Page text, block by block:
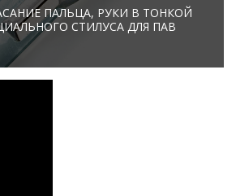
ПАЛЬЦА, РУКИ В ТОНКОЙ
СТИЛУСА ДЛЯ ПАВ